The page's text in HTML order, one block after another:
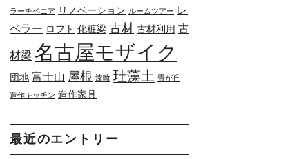
ラーチベニア リノベーション ルームツアー レ
ベラー ロフト 化粧梁 古材 古材利用 古
材梁 名古屋モザイク
団地 富士山 屋根 漆喰 珪藻土 畳が丘
造作キッチン 造作家具
最近のエントリー